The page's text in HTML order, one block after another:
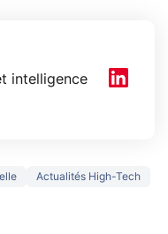
intelligence
Actualités High-Tech